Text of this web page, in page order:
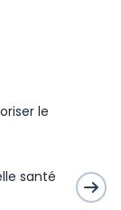
le
santé